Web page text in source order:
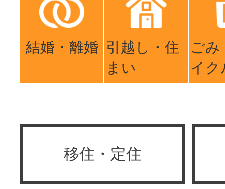
結婚・離婚 引越し・住
まい
ごみ
イク
移住・定住